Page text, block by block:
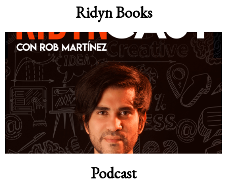
Ridyn Books
Podcast